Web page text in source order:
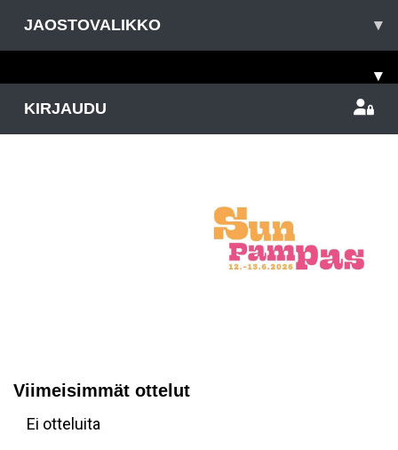
JAOSTOVALIKKO ▾
▾
KIRJAUDU
Viimeisimmät ottelut
Ei otteluita